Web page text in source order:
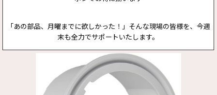
「あの部品、月曜までに欲しかった！」そんな現場の皆様を、今週
末も全力でサポートいたします。